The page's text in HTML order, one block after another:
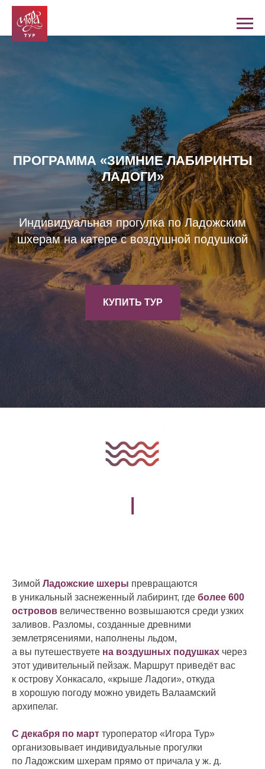
ПРОГРАММА «ЗИМНИЕ ЛАБИРИНТЫ
ЛАДОГИ»
Индивидуальная прогулка по Ладожским
шхерам на катере с воздушной подушкой
КУПИТЬ ТУР
Зимой Ладожские шхеры превращаются
в уникальный заснеженный лабиринт, где более 600
островов величественно возвышаются среди узких
заливов. Разломы, созданные древними
землетрясениями, наполнены льдом,
а вы путешествуете на воздушных подушках через
этот удивительный пейзаж. Маршрут приведёт вас
к острову Хонкасало, «крыше Ладоги», откуда
в хорошую погоду можно увидеть Валаамский
архипелаг.
С декабря по март туроператор «Игора Тур»
организовывает индивидуальные прогулки
по Ладожским шхерам прямо от причала у ж. д.